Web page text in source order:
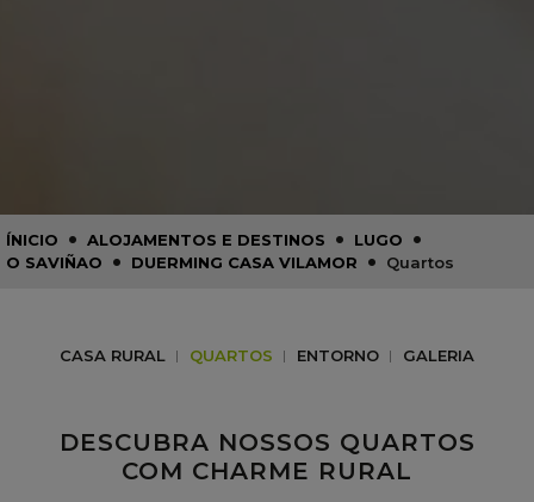
ÍNICIO • ALOJAMENTOS E DESTINOS • LUGO •
O SAVIÑAO • DUERMING CASA VILAMOR • Quartos
CASA RURAL QUARTOS ENTORNO GALERIA
DESCUBRA NOSSOS QUARTOS
COM CHARME RURAL